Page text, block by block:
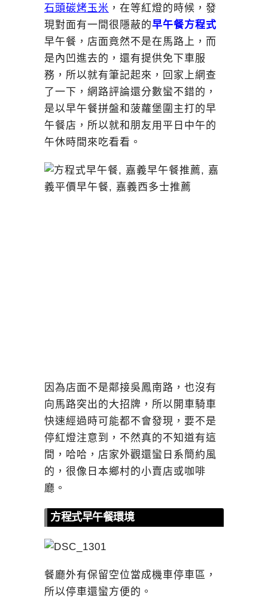
石頭碳烤玉米 ，在等紅燈的時候，發
現對面有一間很隱蔽的早午餐方程式
早午餐，店面竟然不是在馬路上，而
是內凹進去的，還有提供免下車服
務，所以就有筆記起來，回家上網查
了一下，網路評論還分數蠻不錯的，
是以早午餐拼盤和菠蘿堡圍主打的早
午餐店，所以就和朋友用平日中午的
午休時間來吃看看。
因為店面不是鄰接吳鳳南路，也沒有
向馬路突出的大招牌，所以開車騎車
快速經過時可能都不會發現，要不是
停紅燈注意到，不然真的不知道有這
間，哈哈，店家外觀還蠻日系簡約風
的，很像日本鄉村的小賣店或咖啡
廳。
方程式早午餐環境
餐廳外有保留空位當成機車停車區，
所以停車還蠻方便的。